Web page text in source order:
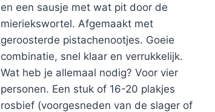
en een sausje met wat pit door de
mieriekswortel. Afgemaakt met
geroosterde pistachenootjes. Goeie
combinatie, snel klaar en verrukkelijk.
Wat heb je allemaal nodig? Voor vier
personen. Een stuk of 16-20 plakjes
rosbief (voorgesneden van de slager of